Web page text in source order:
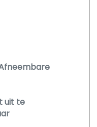
uit te